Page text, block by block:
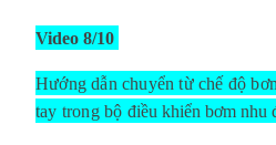
Video 8/10
Hướng dẫn chuyển từ chế độ
tay trong bộ điều khiển bơm